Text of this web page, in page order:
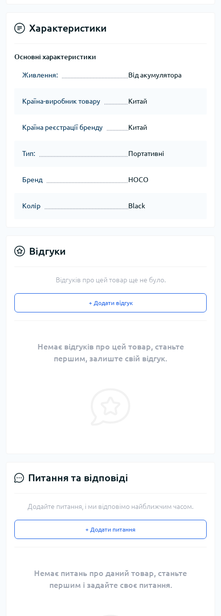
Характеристики
Основні характеристики
Живлення: Від акумулятора
Країна-виробник товару Китай
Країна реєстрації бренду Китай
Тип: Портативні
Бренд HOCO
Колір Black
Відгуки
Відгуків про цей товар ще не було.
+ Додати відгук
Немає відгуків про цей товар, станьте
першим, залиште свій відгук.
Питання та відповіді
Додайте питання, і ми відповімо найближчим часом.
+ Додати питання
Немає питань про даний товар, станьте
першим і задайте своє питання.